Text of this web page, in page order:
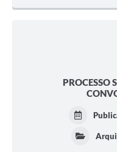
PROCESSO